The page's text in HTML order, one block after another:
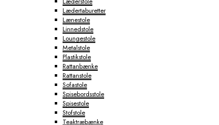
Lædertaburetter
Lænestole
Linnedstole
Loungestole
Metalstole
Plastikstole
Rattanbænke
Rattanstole
Sofastole
Spisebordsstole
Spisestole
Stofstole
Teaktræbænke